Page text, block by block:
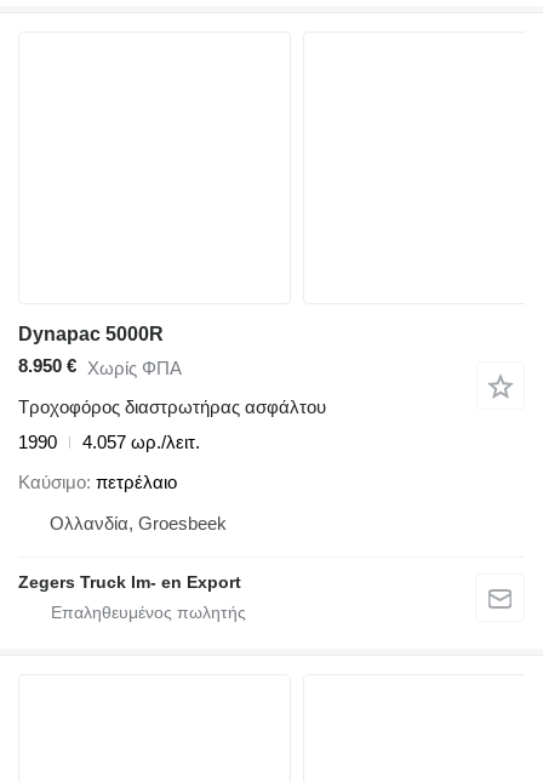
Dynapac 5000R
8.950 € Χωρίς ΦΠΑ
Τροχοφόρος διαστρωτήρας ασφάλτου
1990
4.057 ωρ./λειτ.
Καύσιμο πετρέλαιο
Ολλανδία, Groesbeek
Zegers Truck Im- en Export